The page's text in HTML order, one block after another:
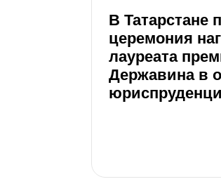
В Татарстане
церемония
лауреата
Державина в